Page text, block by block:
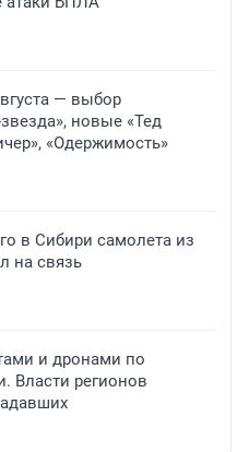
— выбор
новые «Тед
«Одержимость»
в Сибири самолета из
на связь
и дронами по
Власти регионов